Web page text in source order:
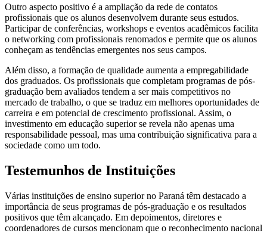
Outro aspecto positivo é a ampliação da rede de contatos
profissionais que os alunos desenvolvem durante seus estudos.
Participar de conferências, workshops e eventos acadêmicos facilita
o networking com profissionais renomados e permite que os alunos
conheçam as tendências emergentes nos seus campos.
Além disso, a formação de qualidade aumenta a empregabilidade
dos graduados. Os profissionais que completam programas de pós-
graduação bem avaliados tendem a ser mais competitivos no
mercado de trabalho, o que se traduz em melhores oportunidades de
carreira e em potencial de crescimento profissional. Assim, o
investimento em educação superior se revela não apenas uma
responsabilidade pessoal, mas uma contribuição significativa para a
sociedade como um todo.
Testemunhos de Instituições
Várias instituições de ensino superior no Paraná têm destacado a
importância de seus programas de pós-graduação e os resultados
positivos que têm alcançado. Em depoimentos, diretores e
coordenadores de cursos mencionam que o reconhecimento nacional